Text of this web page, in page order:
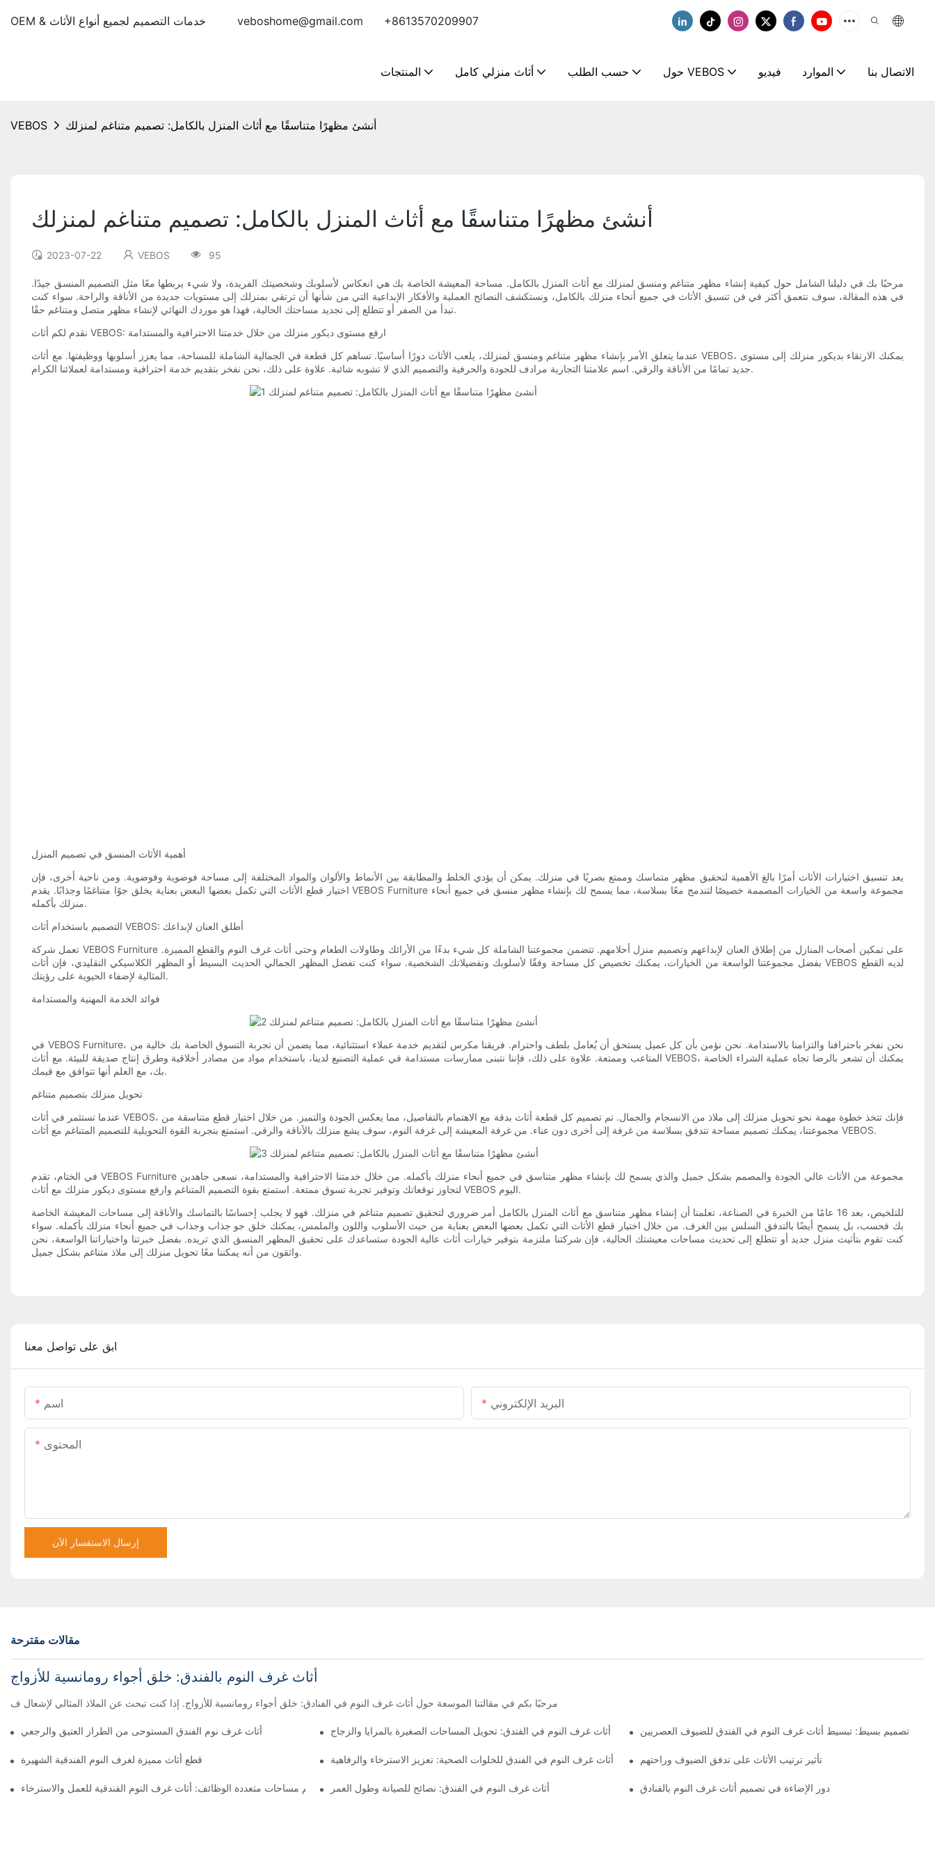
veboshome@gmail.com +8613570209907
المنتجات أثاث منزلي كامل حسب الطلب حول VEBOS فيديو الموارد الاتصال بنا
VEBOS أنشئ مظهرًا متناسقًا مع أثاث المنزل بالكامل: تصميم متناغم لمنزلك
أنشئ مظهرًا متناسقًا مع أثاث المنزل بالكامل: تصميم متناغم لمنزلك
2023-07-22 VEBOS 95
مرحبًا بك في دليلنا الشامل حول كيفية إنشاء مظهر متناغم ومنسق لمنزلك مع أثاث المنزل بالكامل. مساحة المعيشة الخاصة بك هي انعكاس لأسلوبك وشخصيتك الفريدة، ولا شيء يربطها معًا مثل التصميم المنسق جيدًا.
في هذه المقالة، سوف نتعمق أكثر في فن تنسيق الأثاث في جميع أنحاء منزلك بالكامل، ونستكشف النصائح العملية والأفكار الإبداعية التي من شأنها أن ترتقي بمنزلك إلى مستويات جديدة من الأناقة والراحة. سواء كنت
تبدأ من الصفر أو تتطلع إلى تجديد مساحتك الحالية، فهذا هو موردك النهائي لإنشاء مظهر متصل ومتناغم حقًا.
نقدم لكم أثاث VEBOS: ارفع مستوى ديكور منزلك من خلال خدمتنا الاحترافية والمستدامة
عندما يتعلق الأمر بإنشاء مظهر متناغم ومنسق لمنزلك، يلعب الأثاث دورًا أساسيًا. تساهم كل قطعة في الجمالية الشاملة للمساحة، مما يعزز أسلوبها ووظيفتها. مع أثاث VEBOS، يمكنك الارتقاء بديكور منزلك إلى مستوى
جديد تمامًا من الأناقة والرقي. اسم علامتنا التجارية مرادف للجودة والحرفية والتصميم الذي لا تشوبه شائبة. علاوة على ذلك، نحن نفخر بتقديم خدمة احترافية ومستدامة لعملائنا الكرام.
أهمية الأثاث المنسق في تصميم المنزل
يعد تنسيق اختيارات الأثاث أمرًا بالغ الأهمية لتحقيق مظهر متماسك وممتع بصريًا في منزلك. يمكن أن يؤدي الخلط والمطابقة بين الأنماط والألوان والمواد المختلفة إلى مساحة فوضوية وفوضوية. ومن ناحية أخرى، فإن
اختيار قطع الأثاث التي تكمل بعضها البعض بعناية يخلق جوًا متناغمًا وجذابًا. يقدم VEBOS Furniture مجموعة واسعة من الخيارات المصممة خصيصًا لتندمج معًا بسلاسة، مما يسمح لك بإنشاء مظهر منسق في جميع أنحاء
منزلك بأكمله.
التصميم باستخدام أثاث VEBOS: أطلق العنان لإبداعك
تعمل شركة VEBOS Furniture على تمكين أصحاب المنازل من إطلاق العنان لإبداعهم وتصميم منزل أحلامهم. تتضمن مجموعتنا الشاملة كل شيء بدءًا من الأرائك وطاولات الطعام وحتى أثاث غرف النوم والقطع المميزة.
بفضل مجموعتنا الواسعة من الخيارات، يمكنك تخصيص كل مساحة وفقًا لأسلوبك وتفضيلاتك الشخصية. سواء كنت تفضل المظهر الجمالي الحديث البسيط أو المظهر الكلاسيكي التقليدي، فإن أثاث VEBOS لديه القطع
المثالية لإضفاء الحيوية على رؤيتك.
فوائد الخدمة المهنية والمستدامة
في VEBOS Furniture، نحن نفخر باحترافنا والتزامنا بالاستدامة. نحن نؤمن بأن كل عميل يستحق أن يُعامل بلطف واحترام. فريقنا مكرس لتقديم خدمة عملاء استثنائية، مما يضمن أن تجربة التسوق الخاصة بك خالية من
المتاعب وممتعة. علاوة على ذلك، فإننا نتبنى ممارسات مستدامة في عملية التصنيع لدينا، باستخدام مواد من مصادر أخلاقية وطرق إنتاج صديقة للبيئة. مع أثاث VEBOS، يمكنك أن تشعر بالرضا تجاه عملية الشراء الخاصة
بك، مع العلم أنها تتوافق مع قيمك.
تحويل منزلك بتصميم متناغم
عندما تستثمر في أثاث VEBOS، فإنك تتخذ خطوة مهمة نحو تحويل منزلك إلى ملاذ من الانسجام والجمال. تم تصميم كل قطعة أثاث بدقة مع الاهتمام بالتفاصيل، مما يعكس الجودة والتميز. من خلال اختيار قطع متناسقة من
مجموعتنا، يمكنك تصميم مساحة تتدفق بسلاسة من غرفة إلى أخرى دون عناء. من غرفة المعيشة إلى غرفة النوم، سوف يشع منزلك بالأناقة والرقي. استمتع بتجربة القوة التحويلية للتصميم المتناغم مع أثاث VEBOS.
في الختام، تقدم VEBOS Furniture مجموعة من الأثاث عالي الجودة والمصمم بشكل جميل والذي يسمح لك بإنشاء مظهر متناسق في جميع أنحاء منزلك بأكمله. من خلال خدمتنا الاحترافية والمستدامة، نسعى جاهدين
لتجاوز توقعاتك وتوفير تجربة تسوق ممتعة. استمتع بقوة التصميم المتناغم وارفع مستوى ديكور منزلك مع أثاث VEBOS اليوم.
للتلخيص، بعد 16 عامًا من الخبرة في الصناعة، تعلمنا أن إنشاء مظهر متناسق مع أثاث المنزل بالكامل أمر ضروري لتحقيق تصميم متناغم في منزلك. فهو لا يجلب إحساسًا بالتماسك والأناقة إلى مساحات المعيشة الخاصة
بك فحسب، بل يسمح أيضًا بالتدفق السلس بين الغرف. من خلال اختيار قطع الأثاث التي تكمل بعضها البعض بعناية من حيث الأسلوب واللون والملمس، يمكنك خلق جو جذاب وجذاب في جميع أنحاء منزلك بأكمله. سواء
كنت تقوم بتأثيث منزل جديد أو تتطلع إلى تحديث مساحات معيشتك الحالية، فإن شركتنا ملتزمة بتوفير خيارات أثاث عالية الجودة ستساعدك على تحقيق المظهر المنسق الذي تريده. بفضل خبرتنا واختياراتنا الواسعة، نحن
واثقون من أنه يمكننا معًا تحويل منزلك إلى ملاذ متناغم بشكل جميل.
ابق على تواصل معنا
اسم البريد الإلكتروني
المحتوى
إرسال الاستفسار الآن
مقالات مقترحة
أثاث غرف النوم بالفندق: خلق أجواء رومانسية للأزواج
مرحبًا بكم في مقالتنا الموسعة حول أثاث غرف النوم في الفنادق: خلق أجواء رومانسية للأزواج. إذا كنت تبحث عن الملاذ المثالي لإشعال ف
أثاث غرف نوم الفندق المستوحى من الطراز العتيق والرجعي أثاث غرف النوم في الفندق: تحويل المساحات الصغيرة بالمرايا والزجاج تصميم بسيط: تبسيط أثاث غرف النوم في الفندق للضيوف العصريين
قطع أثاث مميزة لغرف النوم الفندقية الشهيرة أثاث غرف النوم في الفندق للخلوات الصحية: تعزيز الاسترخاء والرفاهية تأثير ترتيب الأثاث على تدفق الضيوف وراحتهم
تصميم مساحات متعددة الوظائف: أثاث غرف النوم الفندقية للعمل والاسترخاء أثاث غرف النوم في الفندق: نصائح للصيانة وطول العمر دور الإضاءة في تصميم أثاث غرف النوم بالفنادق